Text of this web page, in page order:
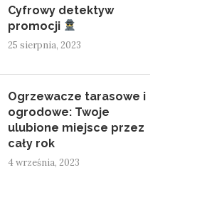
Cyfrowy detektyw
promocji
25 sierpnia, 2023
Ogrzewacze tarasowe i
ogrodowe: Twoje
ulubione miejsce przez
cały rok
4 września, 2023